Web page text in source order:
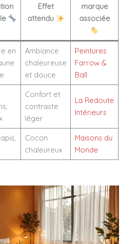
Effet
attendu
marque
associée
en
Ambiance
chaleureuse
et douce
Peintures
Farrow &
Ball
Confort et
contraste
léger
La Redoute
Intérieurs
Cocon
chaleureux
Maisons du
Monde